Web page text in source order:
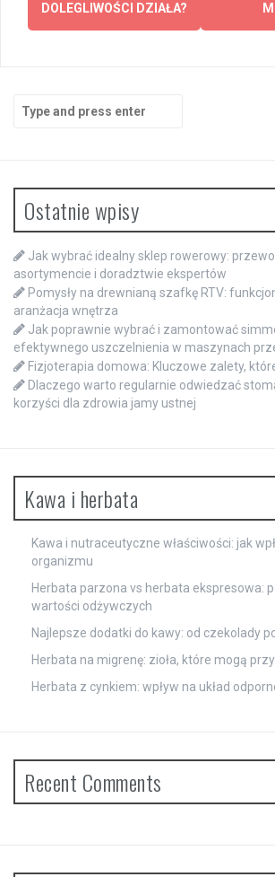
DOLEGLIWOŚCI DZIAŁA?
for:
Ostatnie wpisy
Jak wybrać idealny sklep rowerowy:
asortymencie i doradztwie ekspertów
Pomysły na drewnianą szafkę RTV:
aranżacja wnętrza
Jak poprawnie wybrać i zamontować
efektywnego uszczelnienia w maszynach
Fizjoterapia domowa: Kluczowe zalety,
Dlaczego warto regularnie odwiedzać
korzyści dla zdrowia jamy ustnej
Kawa i herbata
Kawa i nutraceutyczne właściwości: jak
organizmu
Herbata parzona vs herbata ekspresowa:
wartości odżywczych
Najlepsze dodatki do kawy: od czekolady
Herbata na migrenę: zioła, które mogą
Herbata z cynkiem: wpływ na układ
Recent Comments